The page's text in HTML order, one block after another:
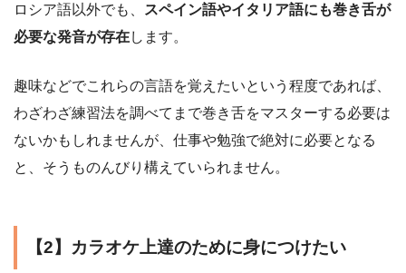
ロシア語以外でも、
スペイン語やイタリア語にも巻き舌が
必要な発音が存在します。
趣味などでこれらの言語を覚えたいという程度であれば、
わざわざ練習法を調べてまで巻き舌をマスターする必要は
ないかもしれませんが、仕事や勉強で絶対に必要となる
と、そうものんびり構えていられません。
【2】カラオケ上達のために身につけたい